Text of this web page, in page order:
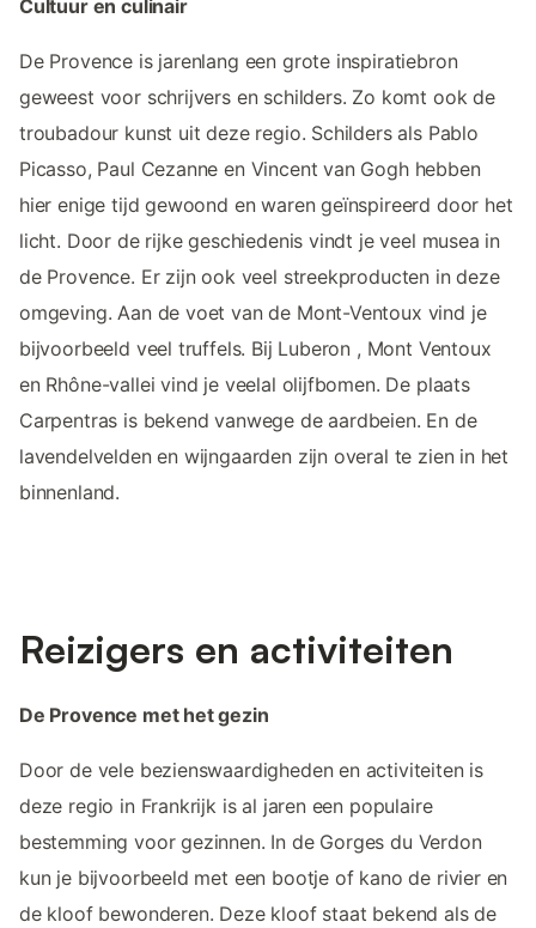
Cultuur en culinair
De Provence is jarenlang een grote inspiratiebron
geweest voor schrijvers en schilders. Zo komt ook de
troubadour kunst uit deze regio. Schilders als Pablo
Picasso, Paul Cezanne en Vincent van Gogh hebben
hier enige tijd gewoond en waren geïnspireerd door het
licht. Door de rijke geschiedenis vindt je veel musea in
de Provence. Er zijn ook veel streekproducten in deze
omgeving. Aan de voet van de Mont-Ventoux vind je
bijvoorbeeld veel truffels. Bij Luberon , Mont Ventoux
en Rhône-vallei vind je veelal olijfbomen. De plaats
Carpentras is bekend vanwege de aardbeien. En de
lavendelvelden en wijngaarden zijn overal te zien in het
binnenland.
Reizigers en activiteiten
De Provence met het gezin
Door de vele bezienswaardigheden en activiteiten is
deze regio in Frankrijk is al jaren een populaire
bestemming voor gezinnen. In de Gorges du Verdon
kun je bijvoorbeeld met een bootje of kano de rivier en
de kloof bewonderen. Deze kloof staat bekend als de